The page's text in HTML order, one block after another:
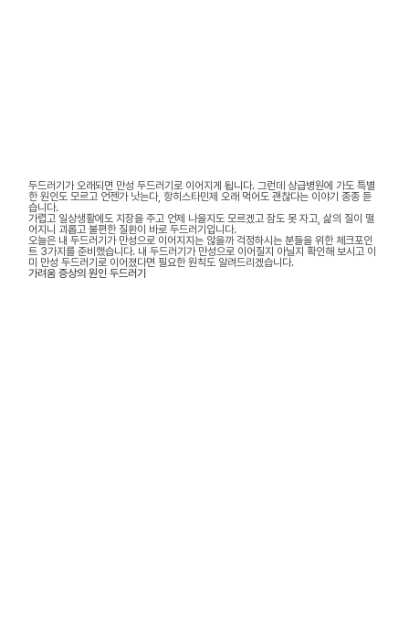
두드러기가 오래되면 만성 두드러기로 이어지게 됩니다. 그런데 상급병원에 가도 특별
한 원인도 모르고 언젠가 낫는다, 항히스타민제 오래 먹어도 괜찮다는 이야기 종종 듣
습니다.
가렵고 일상생활에도 지장을 주고 언제 나을지도 모르겠고 잠도 못 자고, 삶의 질이 떨
어지니 괴롭고 불편한 질환이 바로 두드러기입니다.
오늘은 내 두드러기가 만성으로 이어지지는 않을까 걱정하시는 분들을 위한 체크포인
트 3가지를 준비했습니다. 내 두드러기가 만성으로 이어질지 아닐지 확인해 보시고 이
미 만성 두드러기로 이어졌다면 필요한 원칙도 알려드리겠습니다.
가려움 증상의 원인 두드러기